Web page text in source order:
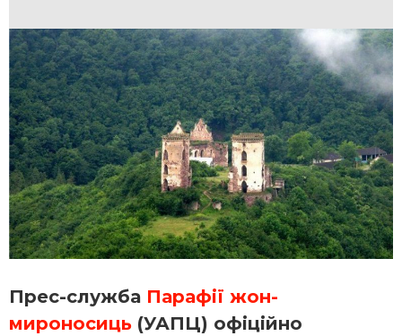
Прес-служба Парафії жон-
мироносиць (УАПЦ) офіційно